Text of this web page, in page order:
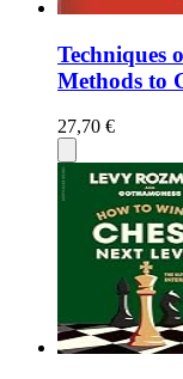
Techniques
Methods to
27,70 €